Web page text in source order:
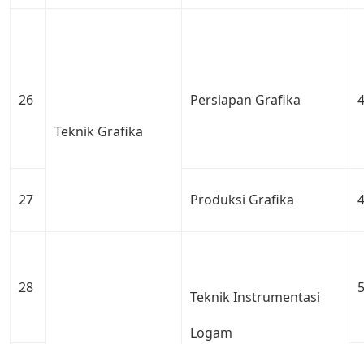
26
Teknik Grafika
Persiapan Grafika
27 Produksi Grafika
28
Teknik Instrumentasi
Logam